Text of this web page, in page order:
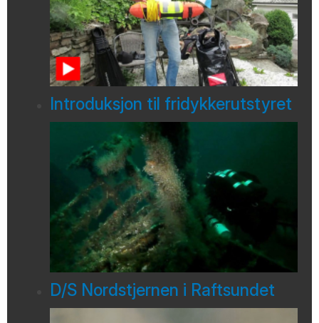
Introduksjon til fridykkerutstyret
D/S Nordstjernen i Raftsundet